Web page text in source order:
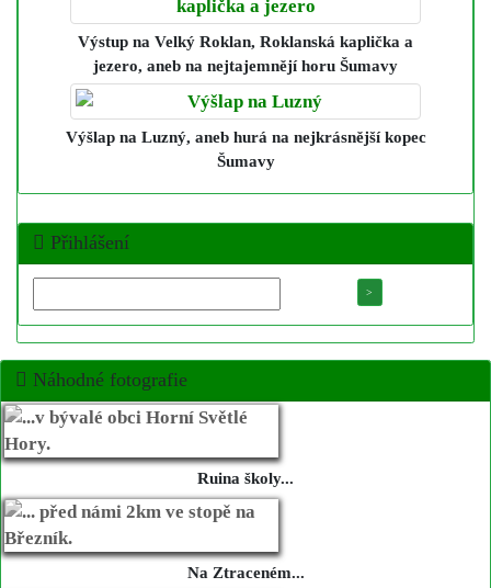
Výstup na Velký Roklan, Roklanská kaplička a
jezero, aneb na nejtajemnějí horu Šumavy
Výšlap na Luzný, aneb hurá na nejkrásnější kopec
Šumavy
Přihlášení
Náhodné fotografie
Ruina školy...
Na Ztraceném...